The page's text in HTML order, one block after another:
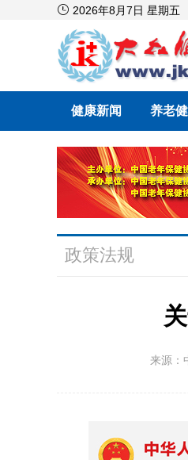
 2026年8月7日 星期五
健康新闻 养老
政策法规
来源